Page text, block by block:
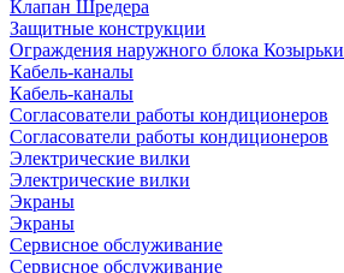
Клапан Шредера
Защитные конструкции
Ограждения наружного блока
Кабель-каналы
Кабель-каналы
Согласователи работы кондиционеров
Согласователи работы кондиционеров
Электрические вилки
Электрические вилки
Экраны
Экраны
Сервисное обслуживание
Сервисное обслуживание